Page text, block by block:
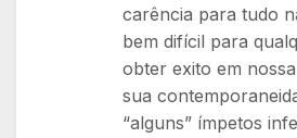
carência para tudo
bem difícil para
obter exito em
sua
“alguns” ímpetos